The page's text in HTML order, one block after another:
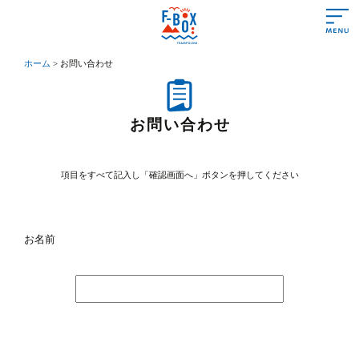
ホーム > お問い合わせ
お問い合わせ
項目をすべて記入し「確認画面へ」ボタンを押してください
お名前
施設情報